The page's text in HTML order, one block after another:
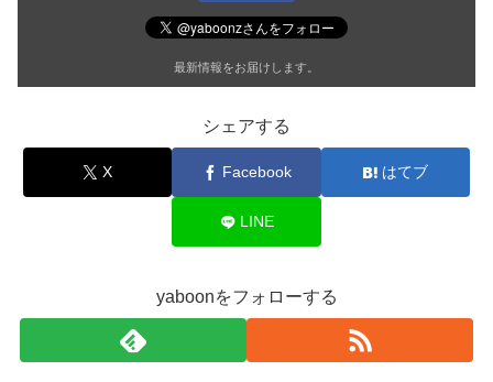
最新情報をお届けします。
シェアする
X Facebook はてブ
LINE
yaboonをフォローする